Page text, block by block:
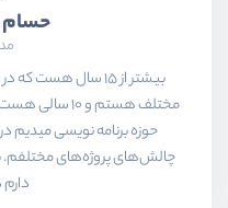
بیشتر از ۱۵ سال
مختلف هستم و
حوزه برنامه نویسی میدیم
چالش‌های پروژه‌های